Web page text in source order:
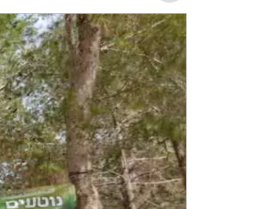
כיבוי הבהובים התאמת קריאה